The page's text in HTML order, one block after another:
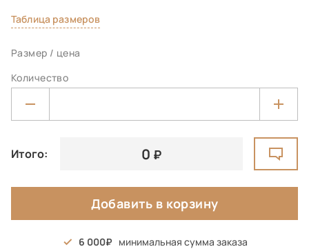
Таблица размеров
Размер / цена
Количество
Итого: 0
Добавить в корзину
6 000 минимальная сумма заказа